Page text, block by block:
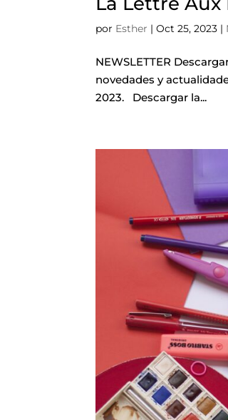
por Esther |Oct 25, 2023 |
NEWSLETTER
novedades y
2023. Descargar la...